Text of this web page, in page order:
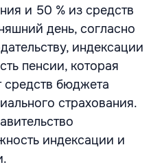
и 50 % из средств
день, согласно
индексации
пенсии, которая
средств бюджета
страхования.
индексации и